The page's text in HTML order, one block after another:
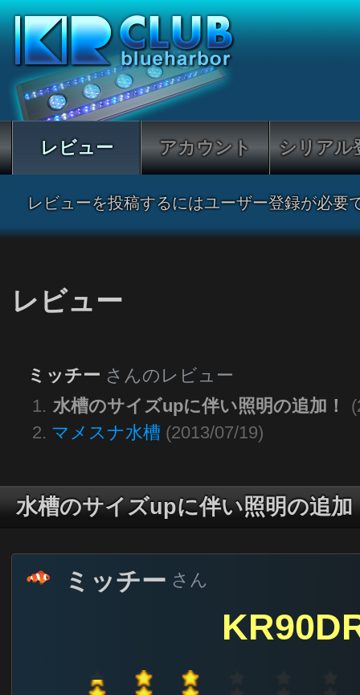
レビュー
ミッチー さんのレビュー
水槽のサイズupに伴い照明の追加！
マメスナ水槽 (2013/07/19)
水槽のサイズupに伴い照明の追加
ミッチー さん
レビュー アカウント シリアル
レビューを投稿するにはユーザー登録が必要